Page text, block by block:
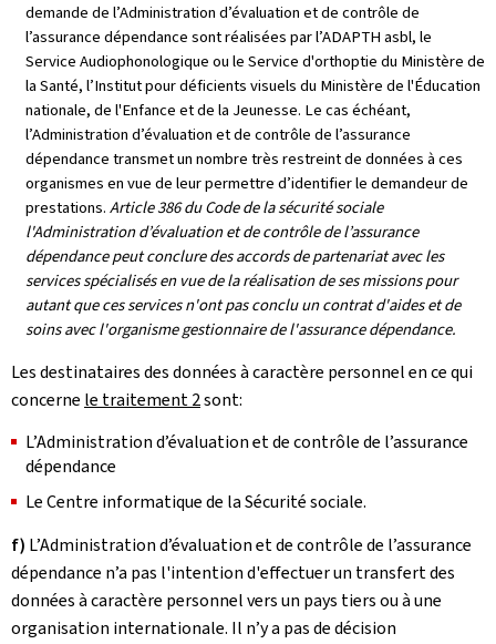
demande de l’Administration d’évaluation et de contrôle de
l’assurance dépendance sont réalisées par l’ADAPTH asbl, le
Service Audiophonologique ou le Service d'orthoptie du Ministère de
la Santé, l’Institut pour déficients visuels du Ministère de l'Éducation
nationale, de l'Enfance et de la Jeunesse. Le cas échéant,
l’Administration d’évaluation et de contrôle de l’assurance
dépendance transmet un nombre très restreint de données à ces
organismes en vue de leur permettre d’identifier le demandeur de
prestations. Article 386 du Code de la sécurité sociale
l'Administration d’évaluation et de contrôle de l’assurance
dépendance peut conclure des accords de partenariat avec les
services spécialisés en vue de la réalisation de ses missions pour
autant que ces services n'ont pas conclu un contrat d'aides et de
soins avec l'organisme gestionnaire de l'assurance dépendance.
Les destinataires des données à caractère personnel en ce qui
concerne le traitement 2sont:
L’Administration d’évaluation et de contrôle de l’assurance
dépendance
Le Centre informatique de la Sécurité sociale.
f) L’Administration d’évaluation et de contrôle de l’assurance
dépendance n’a pas l'intention d'effectuer un transfert des
données à caractère personnel vers un pays tiers ou à une
organisation internationale. Il n’y a pas de décision